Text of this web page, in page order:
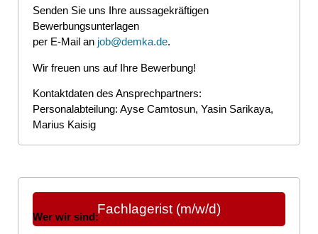
Senden Sie uns Ihre aussagekräftigen
Bewerbungsunterlagen
per E-Mail an job@demka.de.
Wir freuen uns auf Ihre Bewerbung!
Kontaktdaten des Ansprechpartners:
Personalabteilung: Ayse Camtosun, Yasin Sarikaya,
Marius Kaisig
Fachlagerist (m/w/d)
Wer wir sind: